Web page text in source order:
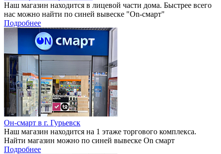
Наш магазин находится в лицевой части дома. Быстрее всего
нас можно найти по синей вывеске "On-смарт"
Подробнее
Он-смарт в г. Гурьевск
Наш магазин находится на 1 этаже торгового комплекса.
Найти магазин можно по синей вывеске On смарт
Подробнее